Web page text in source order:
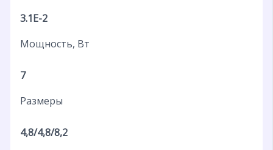
3.1E-2
Мощность, Вт
7
Размеры
4,8/4,8/8,2